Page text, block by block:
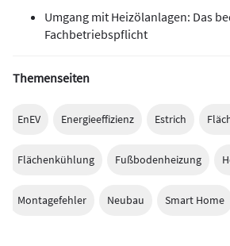
Umgang mit Heizölanlagen: Das
Fachbetriebspflicht
Themenseiten
EnEV Energieeffizienz Estrich
Flächenkühlung Fußbodenheizung
Montagefehler Neubau Smart Home